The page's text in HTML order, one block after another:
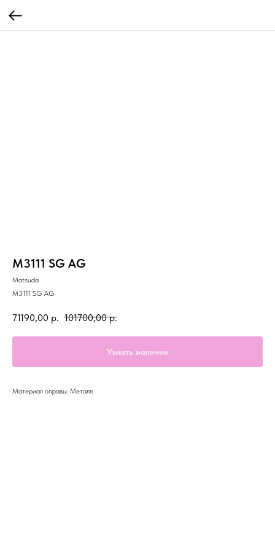
М3111 SG AG
Matsuda
М3111 SG AG
71190,00 р. 101700,00 р.
Узнать наличие
Материал оправы: Металл